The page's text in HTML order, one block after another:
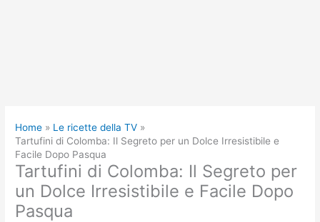
Home
Le ricette della TV
Tartufini di Colomba: Il Segreto per un Dolce Irresistibile e
Facile Dopo Pasqua
Tartufini di Colomba: Il Segreto per
un Dolce Irresistibile e Facile Dopo
Pasqua